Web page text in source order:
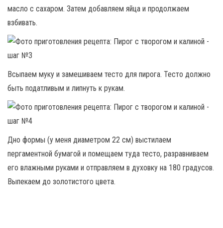
масло с сахаром. Затем добавляем яйца и продолжаем
взбивать.
Всыпаем муку и замешиваем тесто для пирога. Тесто должно
быть податливым и липнуть к рукам.
Дно формы (у меня диаметром 22 см) выстилаем
пергаментной бумагой и помещаем туда тесто, разравниваем
его влажными руками и отправляем в духовку на 180 градусов.
Выпекаем до золотистого цвета.